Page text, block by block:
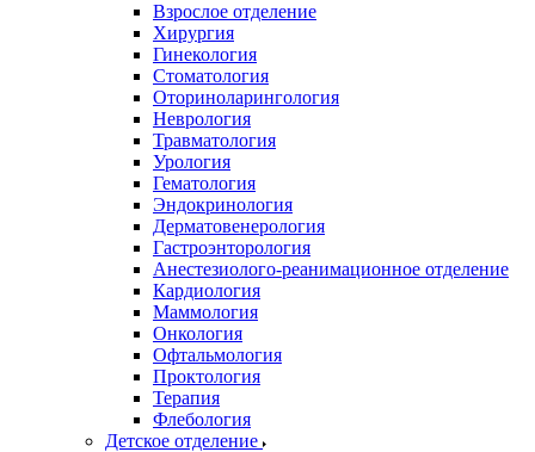
Взрослое отделение
Хирургия
Гинекология
Стоматология
Оториноларингология
Неврология
Травматология
Урология
Гематология
Эндокринология
Дерматовенерология
Гастроэнторология
Анестезиолого-реанимационное отделение
Кардиология
Маммология
Онкология
Офтальмология
Проктология
Терапия
Флебология
Детское отделение